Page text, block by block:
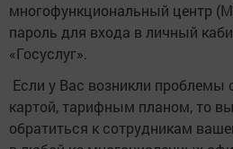
многофункциональный центр
пароль для входа в личный
«Госуслуг».
Если у Вас возникли проблемы
картой, тарифным планом, то
обратиться к сотрудникам